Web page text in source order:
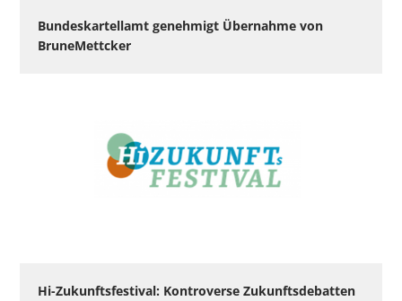
Bundeskartellamt genehmigt Übernahme von
BruneMettcker
Hi-Zukunftsfestival: Kontroverse Zukunftsdebatten